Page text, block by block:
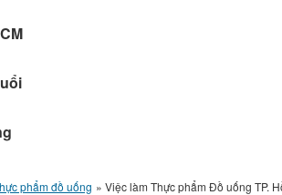
phẩm đồ uống » Việc làm Thực phẩm Đồ uống TP.